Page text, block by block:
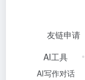
友链申请
AI工具
AI写作对话